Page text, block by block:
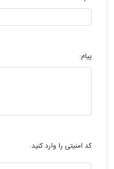
پیام:
کد امنیتی را وارد کنید: